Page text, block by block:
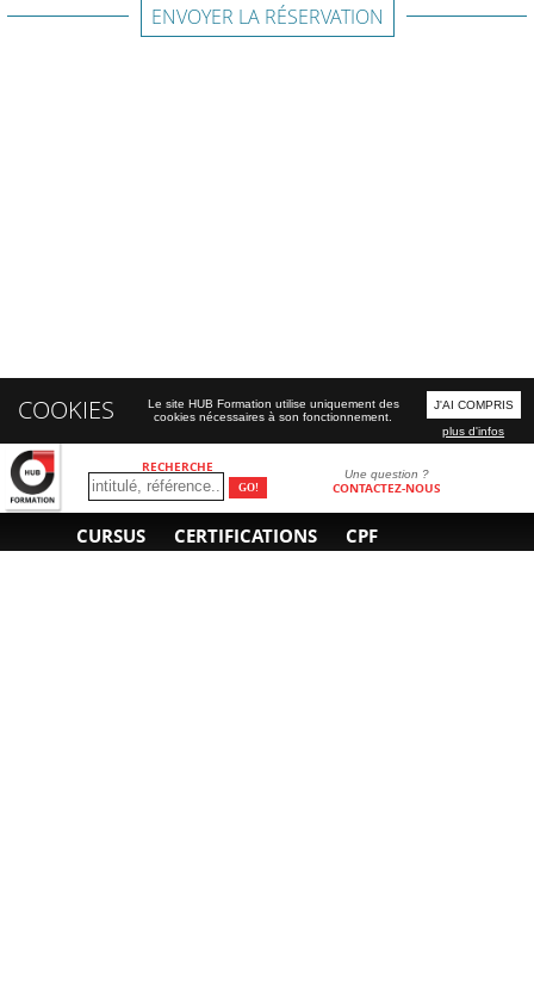
RECHERCHE Une question ?
CONTACTEZ-NOUS
CURSUS CERTIFICATIONS CPF
ENVOYER LA RÉSERVATION
COOKIES
Le site HUB Formation utilise uniquement des
cookies nécessaires à son fonctionnement.
J'AI COMPRIS
plus d'infos